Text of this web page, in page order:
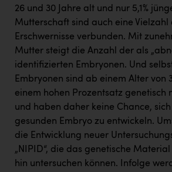
26 und 30 Jahre alt und nur 5,1%
Mutterschaft sind auch eine Vielzahl
Erschwernisse verbunden. Mit
Mutter steigt die Anzahl der als
identifizierten Embryonen. Und
Embryonen sind ab einem Alter von
einem hohen Prozentsatz genetisch
und haben daher keine Chance,
gesunden Embryo zu entwickeln.
die Entwicklung neuer
„NIPID“, die das genetische
hin untersuchen können. Infolge